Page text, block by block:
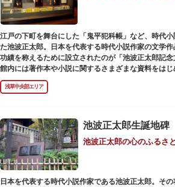
隅田川にかかる橋々も、それぞれ特徴的な形をしてい
かくなら水上バスに乗船して、優雅に観察してみては
江戸の下町を舞台にした「鬼平犯科帳」など、時代
た池波正太郎。日本を代表する時代小説作家の文学
功績を称えるために設立されたのが「池波正太郎記念
館内には著作本や小説に関するさまざまな資料をは
いた万年筆やパイプ、帽子などが展示されています。
り、池波正太郎をより身近に感じられるスポットです
とよばれる、作品の舞台を紹介した古地図やポスト
浅草中央部エリア
池波正太郎生誕地碑
池波正太郎の心のふるさと
日本を代表する時代小説作家である池波正太郎。そ